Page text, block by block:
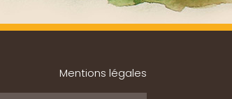
Mentions légales